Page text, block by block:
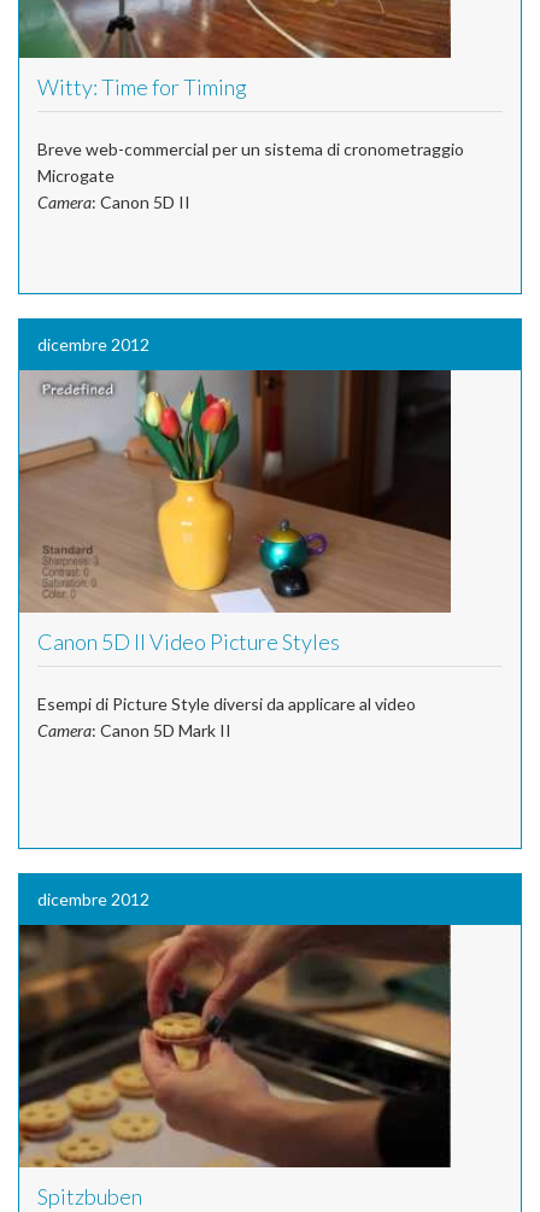
Witty: Time for Timing
Breve web-commercial per un sistema di cronometraggio
Microgate
Camera: Canon 5D II
dicembre 2012
Canon 5D II Video Picture Styles
Esempi di Picture Style diversi da applicare al video
Camera: Canon 5D Mark II
dicembre 2012
Spitzbuben